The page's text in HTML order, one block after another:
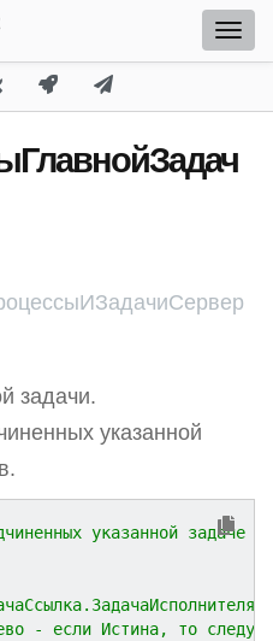
задачи.
указанной
указанной задаче
- если Истина, то следует